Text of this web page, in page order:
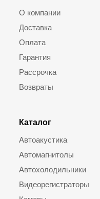
О компании
Доставка
Оплата
Гарантия
Рассрочка
Возвраты
Каталог
Автоакустика
Автомагнитолы
Автохолодильники
Видеорегистраторы